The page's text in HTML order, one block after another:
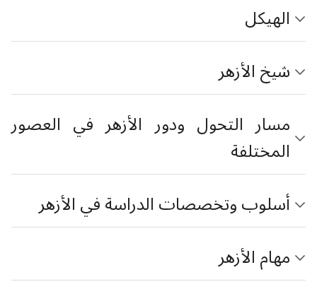
الهيكل
شيخ الأزهر
مسار التحول ودور الأزهر في العصور
المختلفة
أسلوب وتخصصات الدراسة في الأزهر
مهام الأزهر